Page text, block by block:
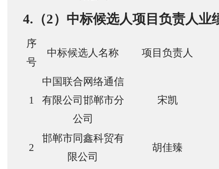
4.（2）中标候选人项目负责人业
序
号
中标候选人名称 项目负责人
1
中国联合网络通信
有限公司邯郸市分
公司
宋凯
2
邯郸市同鑫科贸有
限公司
胡佳臻